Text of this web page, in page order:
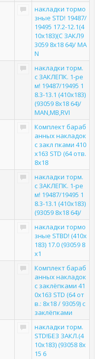
накладки тормо
зные STD! 19487/
19495 17.2-12.1(4
10x183)(С ЗАКЛ9
3059 8x18 64)/ MA
N
накладки торм.
с ЗАКЛЕПК. 1-ре
м! 19487/19495 1
8.3-13.1 (410x183)
(93059 8x18 64)/
MAN,MB,RVI
Комплект бараб
анных накладок
с закл пками 410
x163 STD (64 отв.
8x18
накладки торм.
с ЗАКЛЕПК. 1-ре
м! 19487/19495 1
8.3-13.1 (410x183)
(93059 8x18 64)/
накладки тормо
зные STBD! (410x
183) 17.0 (93059 8
x1
Комплект бараб
анных накладок
с заклёпками 41
0x163 STD (64 от
в.: 8x18 / 93059) с
заклёпками
накладки торм.
STD!БЕЗ ЗАКЛ.(4
10x183) (93058 8x
15 6